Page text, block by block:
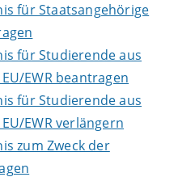
für Staatsangehörige
für Studierende aus
EWR beantragen
für Studierende aus
EWR verlängern
zum Zweck der